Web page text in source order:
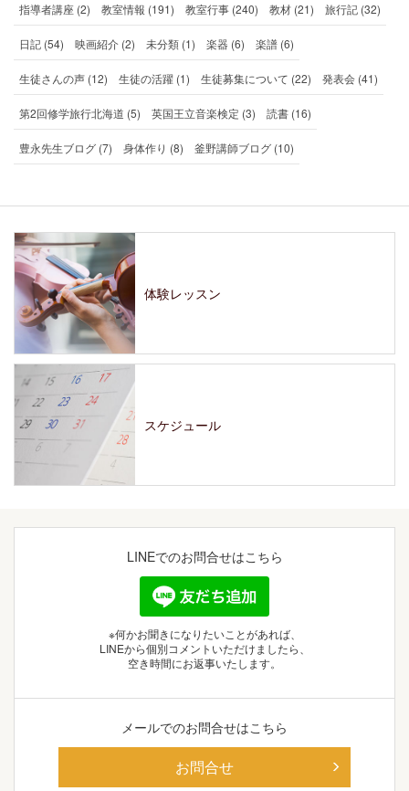
指導者講座 (2) 教室情報 (191) 教室行事 (240) 教材 (21) 旅行記 (32)
日記 (54) 映画紹介 (2) 未分類 (1) 楽器 (6) 楽譜 (6)
生徒さんの声 (12) 生徒の活躍 (1) 生徒募集について (22) 発表会 (41)
第2回修学旅行北海道 (5) 英国王立音楽検定 (3) 読書 (16)
豊永先生ブログ (7) 身体作り (8) 釜野講師ブログ (10)
LINEでのお問合せはこちら
※何かお聞きになりたいことがあれば、
LINEから個別コメントいただけましたら、
空き時間にお返事いたします。
メールでのお問合せはこちら
お問合せ
体験レッスン
スケジュール